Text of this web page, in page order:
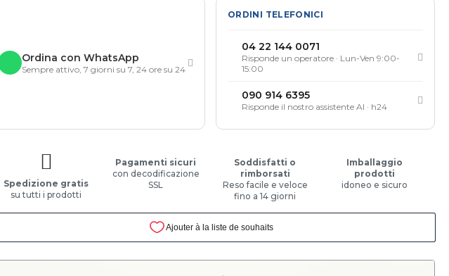
Ordina con WhatsApp
Sempre attivo, 7 giorni su 7, 24 ore su 24
ORDINI TELEFONICI
04 22 144 0071
Risponde un operatore · Lun-Ven 9:00-
15:00
090 914 6395
Risponde il nostro assistente AI · h24
Spedizione gratis
su tutti i prodotti
Pagamenti sicuri
con decodificazione
SSL
Soddisfatti o
rimborsati
Reso facile e veloce
fino a 14 giorni
Imballaggio
prodotti
idoneo e sicuro